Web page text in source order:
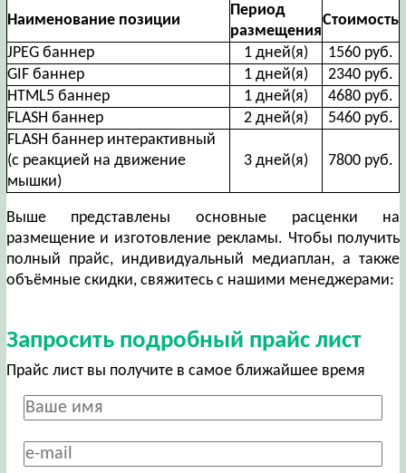
Наименование позиции
Период
размещения
Стоимость
JPEG баннер
1 дней(я)
1560 руб.
GIF баннер
1 дней(я)
2340 руб.
HTML5 баннер
1 дней(я)
4680 руб.
FLASH баннер
2 дней(я)
5460 руб.
FLASH баннер интерактивный
(с реакцией на движение
мышки)
3 дней(я) 7800 руб.
Выше представлены основные расценки на
размещение и изготовление рекламы. Чтобы получить
полный прайс, индивидуальный медиаплан, а также
объёмные скидки, свяжитесь с нашими менеджерами:
Запросить подробный прайс лист
Прайс лист вы получите в самое ближайшее время